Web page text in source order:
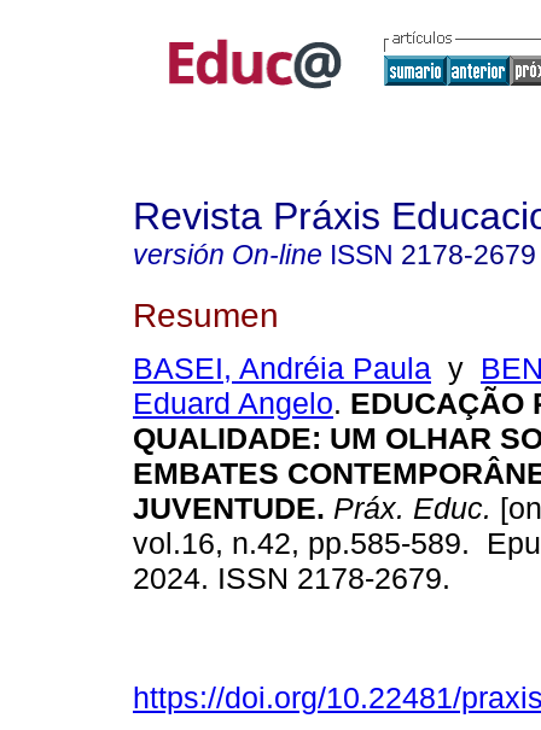
Revista Práxis
versión On-line ISSN 2178-2679
Resumen
BASEI, Andréia Paula y
Eduard Angelo. EDUCAÇÃO
QUALIDADE: UM OLHAR
EMBATES
JUVENTUDE. Práx. Educ.
vol.16, n.42, pp.585-589.
2024. ISSN 2178-2679.
https://doi.org/10.22481/